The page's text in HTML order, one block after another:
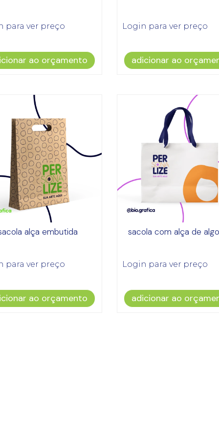
para ver preço
ao orçamento
Login para ver preço
adicionar ao
alça embutida
para ver preço
ao orçamento
sacola com alça de
Login para ver preço
adicionar ao